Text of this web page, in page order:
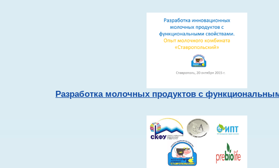
Разработка молочных продуктов с